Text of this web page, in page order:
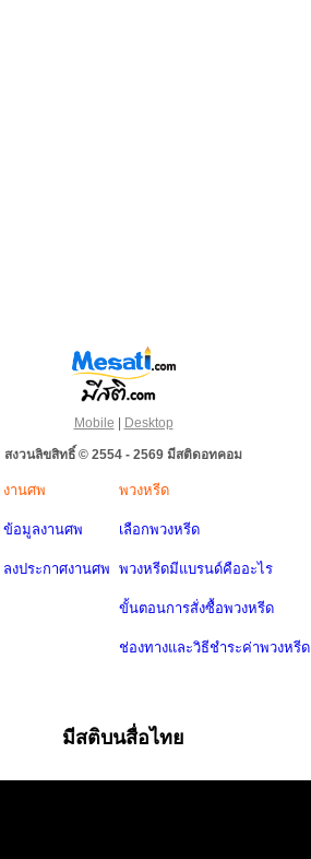
Mobile | Desktop
สงวนลิขสิทธิ์ © 2554 - 2569 มีสติดอทคอม
งานศพ
ข้อมูลงานศพ
ลงประกาศงานศพ
พวงหรีด
เลือกพวงหรีด
พวงหรีดมีแบรนด์คืออะไร
ขั้นตอนการสั่งซื้อพวงหรีด
ช่องทางและวิธีชำระค่าพวงหรีด
มีสติบนสื่อไทย